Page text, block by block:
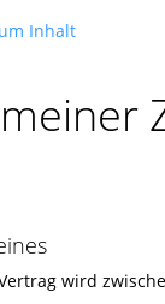
Inhalt
wird